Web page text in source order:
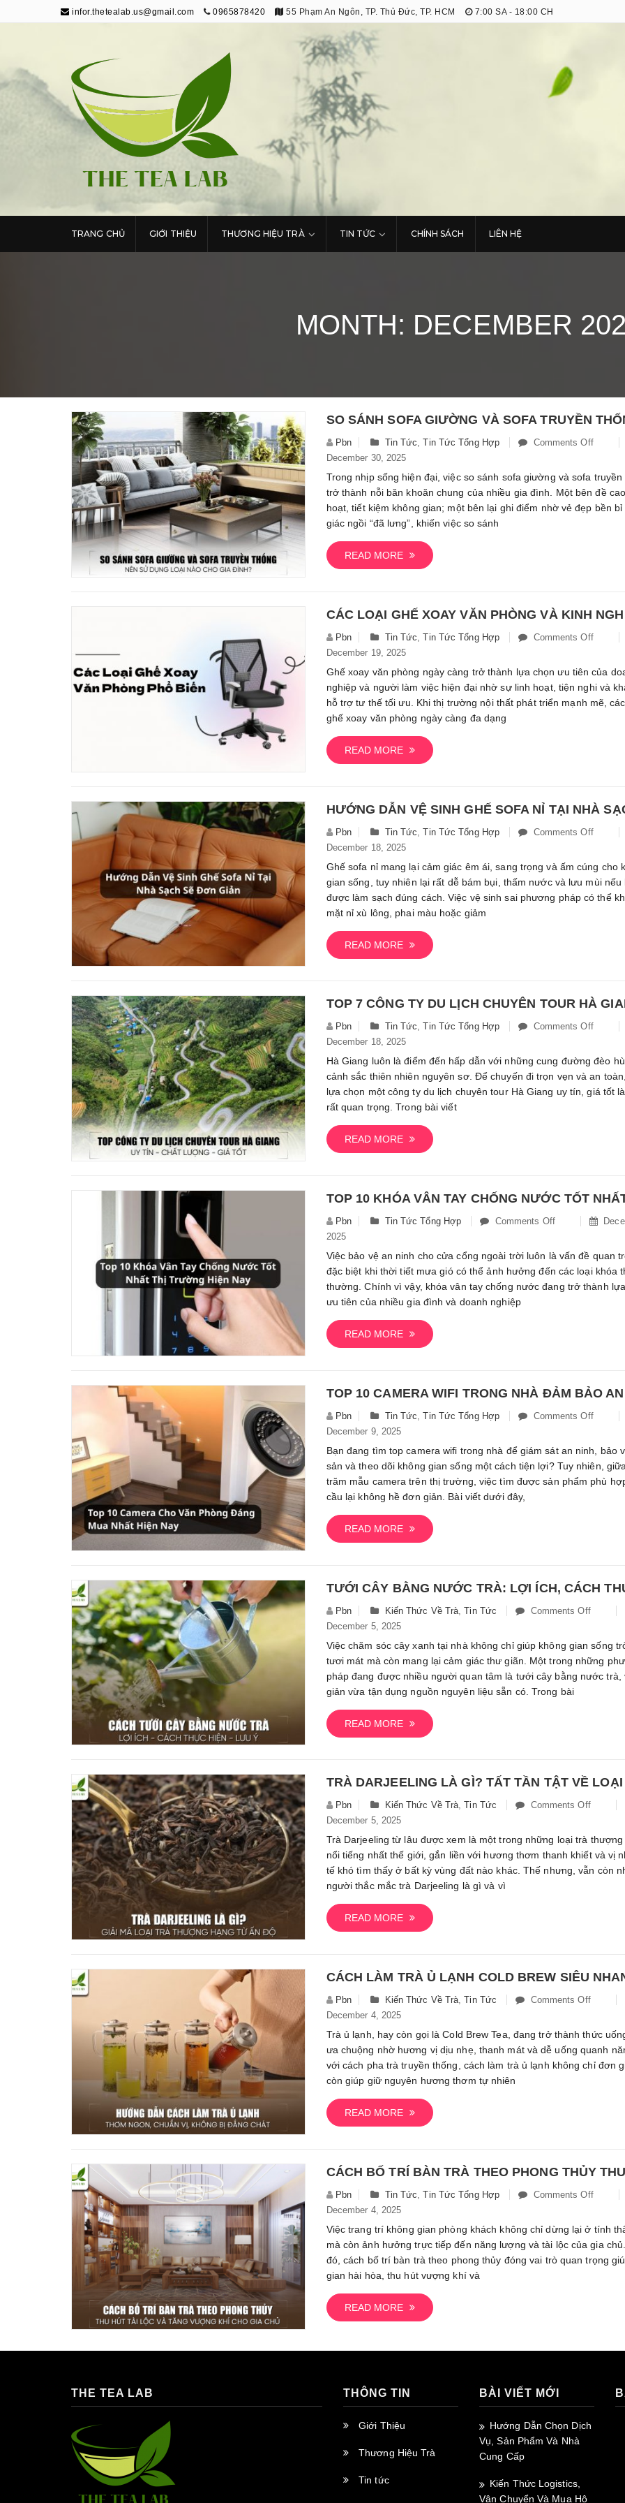
infor.thetealab.us@gmail.com 0965878420 55 Phạm An Ngôn, TP. Thủ Đức, TP. HCM 7:00 SA - 18:00 CH
The Tea Lab
Trang Thông Tin Về Trà
TRANG CHỦ GIỚI THIỆU THƯƠNG HIỆU TRÀ TIN TỨC CHÍNH SÁCH LIÊN HỆ
MONTH: DECEMBER
Pbn Tin Tức,Tin Tức Tổng Hợp Comments OffOn
Sánh
Sofa
Giường
Mua
December 30, 2025
Trong nhịp sống hiện đại, việc so sánh sofa giường và sofa truyền
trở thành nỗi băn khoăn chung của nhiều gia đình. Một bên đề
hoạt, tiết kiệm không gian; một bên lại ghi điểm nhờ vẻ đẹp bền bỉ
giác ngồi “đã lưng”, khiến việc so sánh
READ MORE
Pbn Tin Tức ,Tin Tức Tổng Hợp Comments OffOn
Loại
Ghế
Xoay
Chọn
December 19, 2025
Ghế xoay văn phòng ngày càng trở thành lựa chọn ưu tiên của
nghiệp và người làm việc hiện đại nhờ sự linh hoạt, tiện nghi và
hỗ trợ tư thế tối ưu. Khi thị trường nội thất phát triển mạnh mẽ,
ghế xoay văn phòng ngày càng đa dạng
READ MORE
Pbn Tin Tức ,Tin Tức Tổng Hợp Comments OffOn
Dẫn
Vệ
Sinh
Sẽ
December 18, 2025
Ghế sofa nỉ mang lại cảm giác êm ái, sang trọng và ấm cúng cho
gian sống, tuy nhiên lại rất dễ bám bụi, thấm nước và lưu mùi nếu
được làm sạch đúng cách. Việc vệ sinh sai phương pháp có thể
mặt nỉ xù lông, phai màu hoặc giảm
READ MORE
Pbn Tin Tức,Tin Tức Tổng Hợp Comments OffOn
7
Công
Ty
Uy
Giá
December 18, 2025
Hà Giang luôn là điểm đến hấp dẫn với những cung đường đèo
cảnh sắc thiên nhiên nguyên sơ. Để chuyến đi trọn vẹn và an
lựa chọn một công ty du lịch chuyên tour Hà Giang uy tín, giá tốt
rất quan trọng. Trong bài viết
READ MORE
Pbn Tin Tức Tổng Hợp Comments OffOn
10
Khóa
Vân
Trường
Nay
2025
Việc bảo vệ an ninh cho cửa cổng ngoài trời luôn là vấn đề quan
đặc biệt khi thời tiết mưa gió có thể ảnh hưởng đến các loại khóa
thường. Chính vì vậy, khóa vân tay chống nước đang trở thành
ưu tiên của nhiều gia đình và doanh nghiệp
READ MORE
Pbn Tin Tức ,Tin Tức Tổng Hợp Comments OffOn
10
Camera
Wifi
Tốt
December 9, 2025
Bạn đang tìm top camera wifi trong nhà để giám sát an ninh, bảo
sản và theo dõi không gian sống một cách tiện lợi? Tuy nhiên,
trăm mẫu camera trên thị trường, việc tìm được sản phẩm phù
cầu lại không hề đơn giản. Bài viết dưới đây,
READ MORE
Pbn Kiến Thức Về Trà ,Tin Tức Comments OffOn
Cây
Bằng
Nước
&
Trọng
December 5, 2025
Việc chăm sóc cây xanh tại nhà không chỉ giúp không gian sống
tươi mát mà còn mang lại cảm giác thư giãn. Một trong những
pháp đang được nhiều người quan tâm là tưới cây bằng nước trà,
giản vừa tận dụng nguồn nguyên liệu sẵn có. Trong bài
READ MORE
Pbn Kiến Thức Về Trà,Tin Tức Comments OffOn
Là
Gì?
Thượng
Độ
December 5, 2025
Trà Darjeeling từ lâu được xem là một trong những loại trà thượng
nổi tiếng nhất thế giới, gắn liền với hương thơm thanh khiết và vị
tế khó tìm thấy ở bất kỳ vùng đất nào khác. Thế nhưng, vẫn còn
người thắc mắc trà Darjeeling là gì và vì
READ MORE
Pbn Kiến Thức Về Trà,Tin Tức Comments OffOn
Làm
Trà
Ủ
Đơn
Ngay
Nhà
December 4, 2025
Trà ủ lạnh, hay còn gọi là Cold Brew Tea, đang trở thành thức
ưa chuộng nhờ hương vị dịu nhẹ, thanh mát và dễ uống quanh
với cách pha trà truyền thống, cách làm trà ủ lạnh không chỉ đơn
còn giúp giữ nguyên hương thơm tự nhiên
READ MORE
Pbn Tin Tức ,Tin Tức Tổng Hợp Comments OffOn
Bố
Trí
Gia
December 4, 2025
Việc trang trí không gian phòng khách không chỉ dừng lại ở tính
mà còn ảnh hưởng trực tiếp đến năng lượng và tài lộc của gia
đó, cách bố trí bàn trà theo phong thủy đóng vai trò quan trọng
gian hài hòa, thu hút vượng khí và
READ MORE
THE TEA LAB THÔNG TIN
Giới Thiệu
Thương Hiệu Trà
Tin tức
BÀI VIẾT MỚI
Hướng Dẫn Chọn Dịch
Vụ, Sản Phẩm Và Nhà
Cung Cấp
Kiến Thức Logistics,
Vận Chuyển Và Mua Hộ